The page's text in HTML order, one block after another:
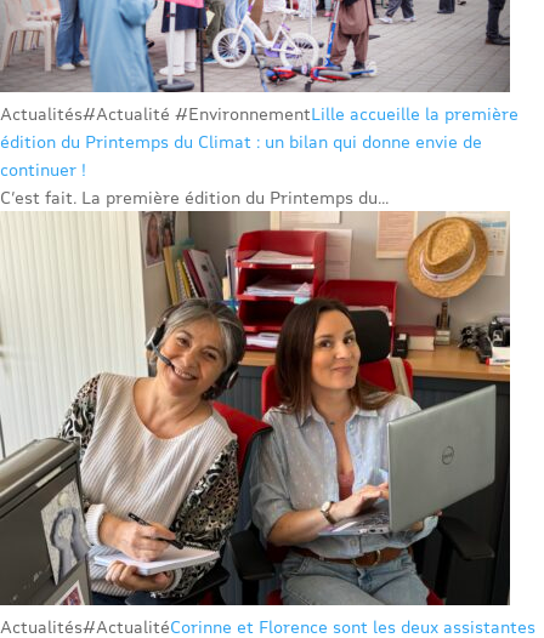
Actualités#Actualité #EnvironnementLille accueille la première
édition du Printemps du Climat : un bilan qui donne envie de
continuer !
C’est fait. La première édition du Printemps du...
Actualités#ActualitéCorinne et Florence sont les deux assistantes